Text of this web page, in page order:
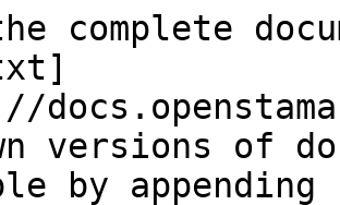
complete
versions of
by